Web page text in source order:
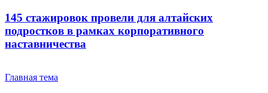
145 стажировок провели для алтайских
подростков в рамках корпоративного
наставничества
Главная тема